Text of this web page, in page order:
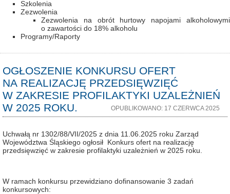
Szkolenia
Zezwolenia
Zezwolenia na obrót hurtowy napojami alkoholowymi
o zawartości do 18% alkoholu
Programy/Raporty
OGŁOSZENIE KONKURSU OFERT
NA REALIZACJĘ PRZEDSIĘWZIĘĆ
W ZAKRESIE PROFILAKTYKI UZALEŻNIEŃ
W 2025 ROKU.
OPUBLIKOWANO: 17 CZERWCA 2025
Uchwałą nr 1302/88/VII/2025 z dnia 11.06.2025 roku Zarząd
Województwa Śląskiego ogłosił Konkurs ofert na realizację
przedsięwzięć w zakresie profilaktyki uzależnień w 2025 roku.
W ramach konkursu przewidziano dofinansowanie 3 zadań
konkursowych: